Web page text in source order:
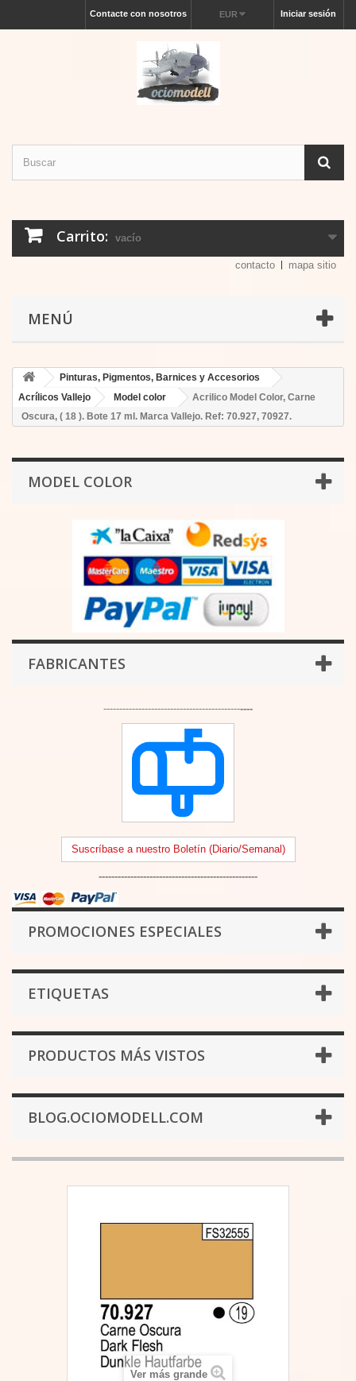
Iniciar sesión
EUR
Contacte con nosotros
Carrito: vacío
contacto mapa sitio
MENÚ
Pinturas, Pigmentos, Barnices y Accesorios
Acrílicos Vallejo
Model color
Acrilico Model Color, Carne
Oscura, ( 18 ). Bote 17 ml. Marca Vallejo. Ref: 70.927, 70927.
MODEL COLOR
FABRICANTES
-----------------------------------------------
Suscríbase a nuestro Boletín (Diario/Semanal)
--------------------------------------------------
PROMOCIONES ESPECIALES
ETIQUETAS
PRODUCTOS MÁS VISTOS
BLOG.OCIOMODELL.COM
Ver más grande